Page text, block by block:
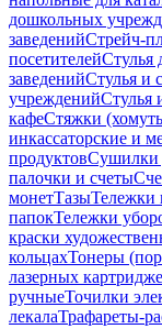
дошкольных
заведенийСтрейч-
посетителейСтулья
заведенийСтулья и
учрежденийСтулья
кафеСтяжки
инкассаторские и
продуктовСушилки
палочки и счеты
монетТазыТележки
папокТележки
краски
кольцахТонеры
лазерных
ручныеТочилки
лекалаТрафареты-